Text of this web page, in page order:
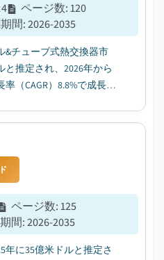
ページ数:120
間:2026-2035
&チューブ式熱交換器市
と推定され、2026年から
（CAGR）8.8%で成長す
ページ数:125
間:2026-2035
年に35億米ドルと推定さ